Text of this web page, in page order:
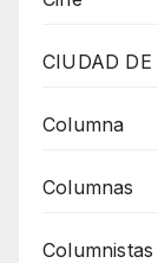
CIUDAD DE
Columna
Columnas
Columnistas